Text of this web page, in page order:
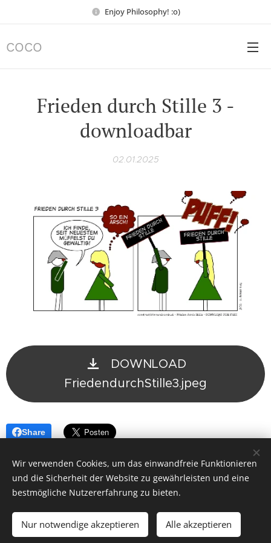
Enjoy Philosophy! :o)
COCO
Frieden durch Stille 3 -
downloadbar
02.01.2025
DOWNLOAD
FriedendurchStille3.jpeg
Share
© 2026 by Dr. Andrea Christoph-Gaugusch
All rights reserved.
Cookies
Wir verwenden Cookies, um das einwandfreie Funktionieren
und die Sicherheit der Website zu gewährleisten und eine
bestmögliche Nutzererfahrung zu bieten.
Nur notwendige akzeptieren Alle akzeptieren